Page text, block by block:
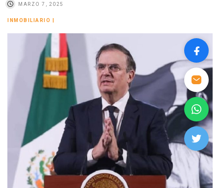
MARZO 7, 2025
INMOBILIARIO